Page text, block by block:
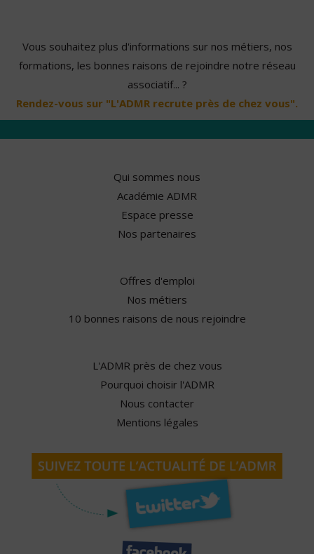
Vous souhaitez plus d'informations sur nos métiers, nos
formations, les bonnes raisons de rejoindre notre réseau
associatif... ?
Rendez-vous sur "L'ADMR recrute près de chez vous".
Qui sommes nous
Académie ADMR
Espace presse
Nos partenaires
Offres d'emploi
Nos métiers
10 bonnes raisons de nous rejoindre
L'ADMR près de chez vous
Pourquoi choisir l'ADMR
Nous contacter
Mentions légales